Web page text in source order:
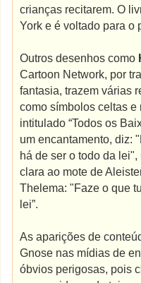
crianças recitarem. O
York e é voltado para o
Outros desenhos como
Cartoon Network, por
fantasia, trazem várias
como símbolos celtas
intitulado “Todos os
um encantamento, diz:
há de ser o todo da
clara ao mote de
Thelema: "Faze o que
lei”.
As aparições de
Gnose nas mídias de
óbvios perigosas, pois